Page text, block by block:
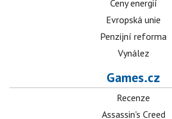
Ceny energií
Evropská unie
Penzijní reforma
Vynález
Games.cz
Recenze
Assassin's Creed